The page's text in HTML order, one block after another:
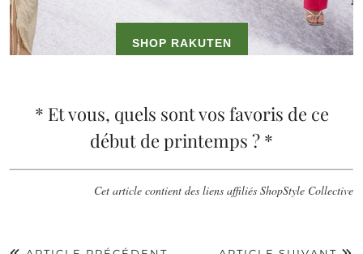
* Et vous, quels sont vos favoris de ce
début de printemps ? *
Cet article contient des liens affiliés ShopStyle Collective